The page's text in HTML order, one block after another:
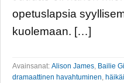
opetuslapsia
kuolemaan. […]
Avainsanat: Alison James Bailie
dramaattinen havahtuminen